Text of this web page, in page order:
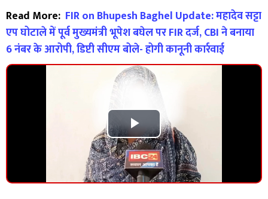
Read More: FIR on Bhupesh Baghel Update: महादेव सट्टा
एप घोटाले में पूर्व मुख्यमंत्री भूपेश बघेल पर FIR दर्ज, CBI ने बनाया
6 नंबर के आरोपी, डिप्टी सीएम बोले- होगी कानूनी कार्रवाई
Play
Video